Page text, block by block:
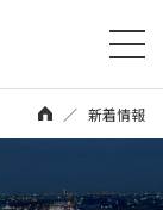
新着情報